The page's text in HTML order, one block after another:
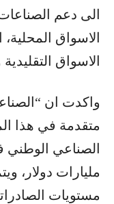
الى دعم
الاسواق
الاسواق
واكدت ان
متقدمة في هذا
مليارات دولار،
مستويات